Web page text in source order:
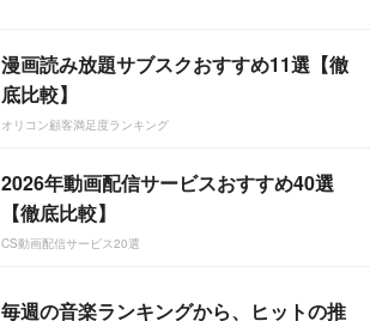
漫画読み放題サブスクおすすめ11選【徹
底比較】
オリコン顧客満足度ランキング
2026年動画配信サービスおすすめ40選
【徹底比較】
CS動画配信サービス20選
毎週の音楽ランキングから、ヒットの推